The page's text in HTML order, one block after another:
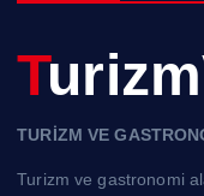
TURİZM VE
Turizm ve gastronomi